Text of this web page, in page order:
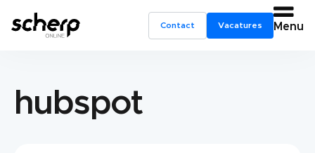
Contact Vacatures Menu
hubspot